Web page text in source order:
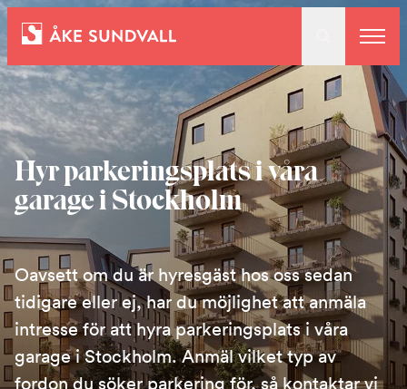
Bostäder
Lokaler och parkering
Entreprenad
Om oss
Kontakt
Hyr parkeringsplats i våra
garage i Stockholm
Oavsett om du är hyresgäst hos oss sedan
tidigare eller ej, har du möjlighet att anmäla
intresse för att hyra parkeringsplats i våra
garage i Stockholm. Anmäl vilket typ av
fordon du söker parkering för, så kontaktar vi